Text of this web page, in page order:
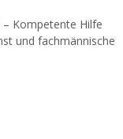
– Kompetente Hilfe
und fachmännische